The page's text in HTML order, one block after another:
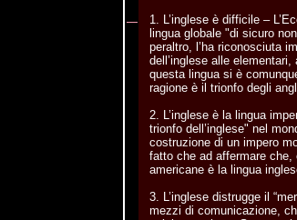
1. L’inglese è difficile –
lingua globale "di sicuro
peraltro, l’ha riconosciuta
dell’inglese alle
questa lingua si è
ragione è il trionfo degli
2. L’inglese è la lingua
trionfo dell’inglese" nel
costruzione di un impero
fatto che ad affermare
americane è la lingua
3. L’inglese distrugge il
mezzi di comunicazione,